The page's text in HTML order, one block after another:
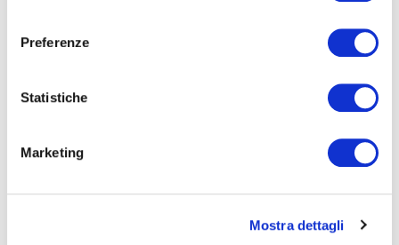
Preferenze
Statistiche
Marketing
Mostra dettagli